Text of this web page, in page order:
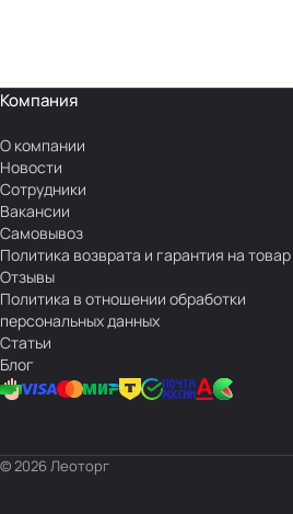
Компания
О компании
Новости
Сотрудники
Вакансии
Самовывоз
Политика возврата и гарантия на товар
Отзывы
Политика в отношении обработки
персональных данных
Статьи
Блог
© 2026 Леоторг